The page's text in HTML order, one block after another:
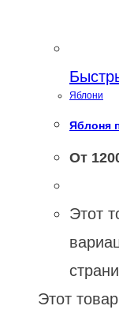
Яблони
Яблоня
От
Этот
Этот